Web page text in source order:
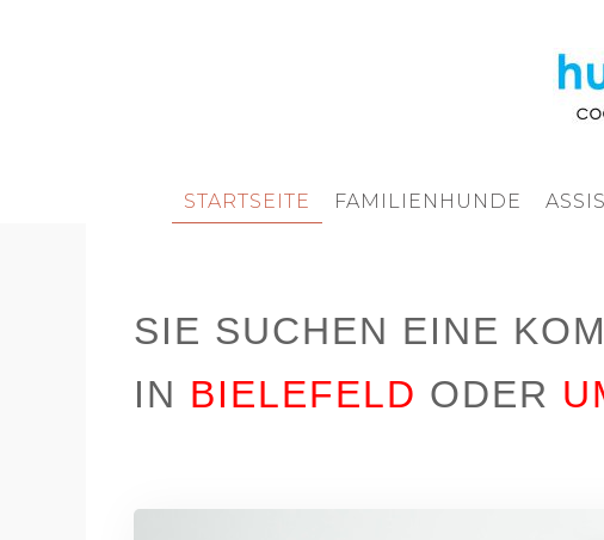
STARTSEITE FAMILIENHUNDE
SIE SUCHEN EINE
IN BIELEFELD ODER